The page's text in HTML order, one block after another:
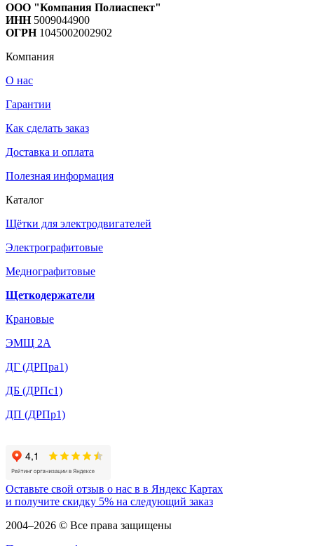
ООО "Компания Полиаспект"
ИНН5009044900
ОГРН 1045002002902
Компания
О нас
Гарантии
Как сделать заказ
Доставка и оплата
Полезная информация
Каталог
Щётки для электродвигателей
Электрографитовые
Меднографитовые
Щеткодержатели
Крановые
ЭМЩ 2А
ДГ (ДРПра1)
ДБ (ДРПс1)
ДП (ДРПр1)
Оставьте свой отзыв о нас в в Яндекс Картах
и получите скидку 5% на следующий заказ
2004–2026 © Все права защищены